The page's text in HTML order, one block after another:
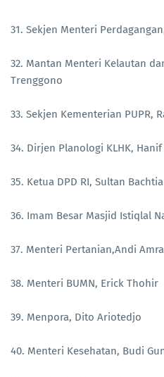
31. Sekjen Menteri
32. Mantan Menteri Kelautan
Trenggono
33. Sekjen Kementerian PUPR,
34. Dirjen Planologi KLHK,
35. Ketua DPD RI, Sultan
36. Imam Besar Masjid Istiqlal
37. Menteri Pertanian,Andi
38. Menteri BUMN, Erick Thohir
39. Menpora, Dito Ariotedjo
40. Menteri Kesehatan, Budi